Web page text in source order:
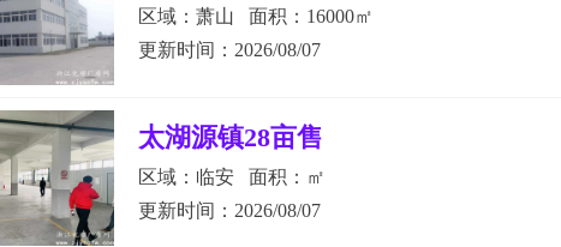
区域：萧山 面积：16000㎡
更新时间：2026/08/07
太湖源镇28亩售
区域：临安 面积：㎡
更新时间：2026/08/07